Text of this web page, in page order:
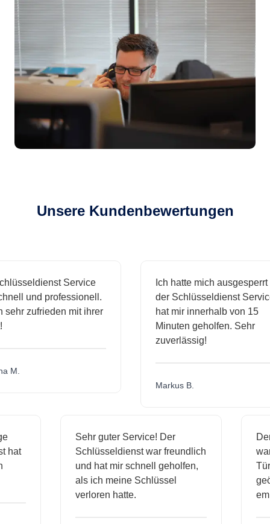
Unsere Kundenbewertungen
Service
und professionell.
zufrieden mit ihrer
M.
Ich hatte mich ausgesperrt
der Schlüsseldienst Service
hat mir innerhalb von 15
Minuten geholfen. Sehr
zuverlässig!
Markus B.
hat
Sehr guter Service! Der
Schlüsseldienst war freundlich
und hat mir schnell geholfen,
als ich meine Schlüssel
verloren hatte.